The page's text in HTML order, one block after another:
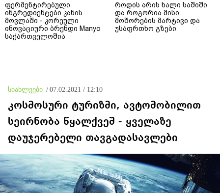
ფერმენტირებული
ინგრედიენტები კანის
მოვლაში - კორეული
ინოვაციური ბრენდი Manyo
საქართველოშია
როდის არის ხალი საშიში
და როგორია მისი
მოშორების მარტივი და
უსაფრთხო გზები
სიახლეები / 07.02.2021 / 12:10
კოსმოსური ტურიზმი, ავტომობილით
სეირნობა წყალქვეშ - ყველაზე
დაუჯერებელი თავგადასავლები